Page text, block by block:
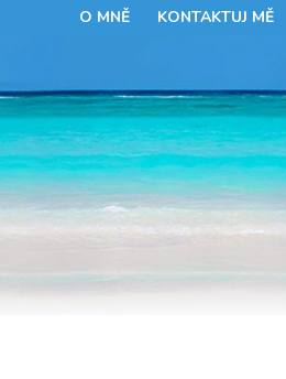
O MNĚ KONTAKTUJ MĚ